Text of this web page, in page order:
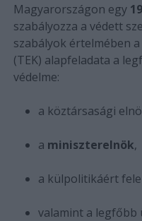
Magyarországon egy
szabályozza a védett
szabályok értelmében a
(TEK) alapfeladata a
védelme:
a köztársasági
a miniszterelnök,
a külpolitikáért
valamint a legfőbb